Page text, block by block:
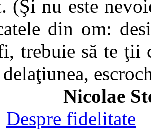
(Şi nu este
din om:
trebuie să te ţii
Nicolae
Despre fidelitate